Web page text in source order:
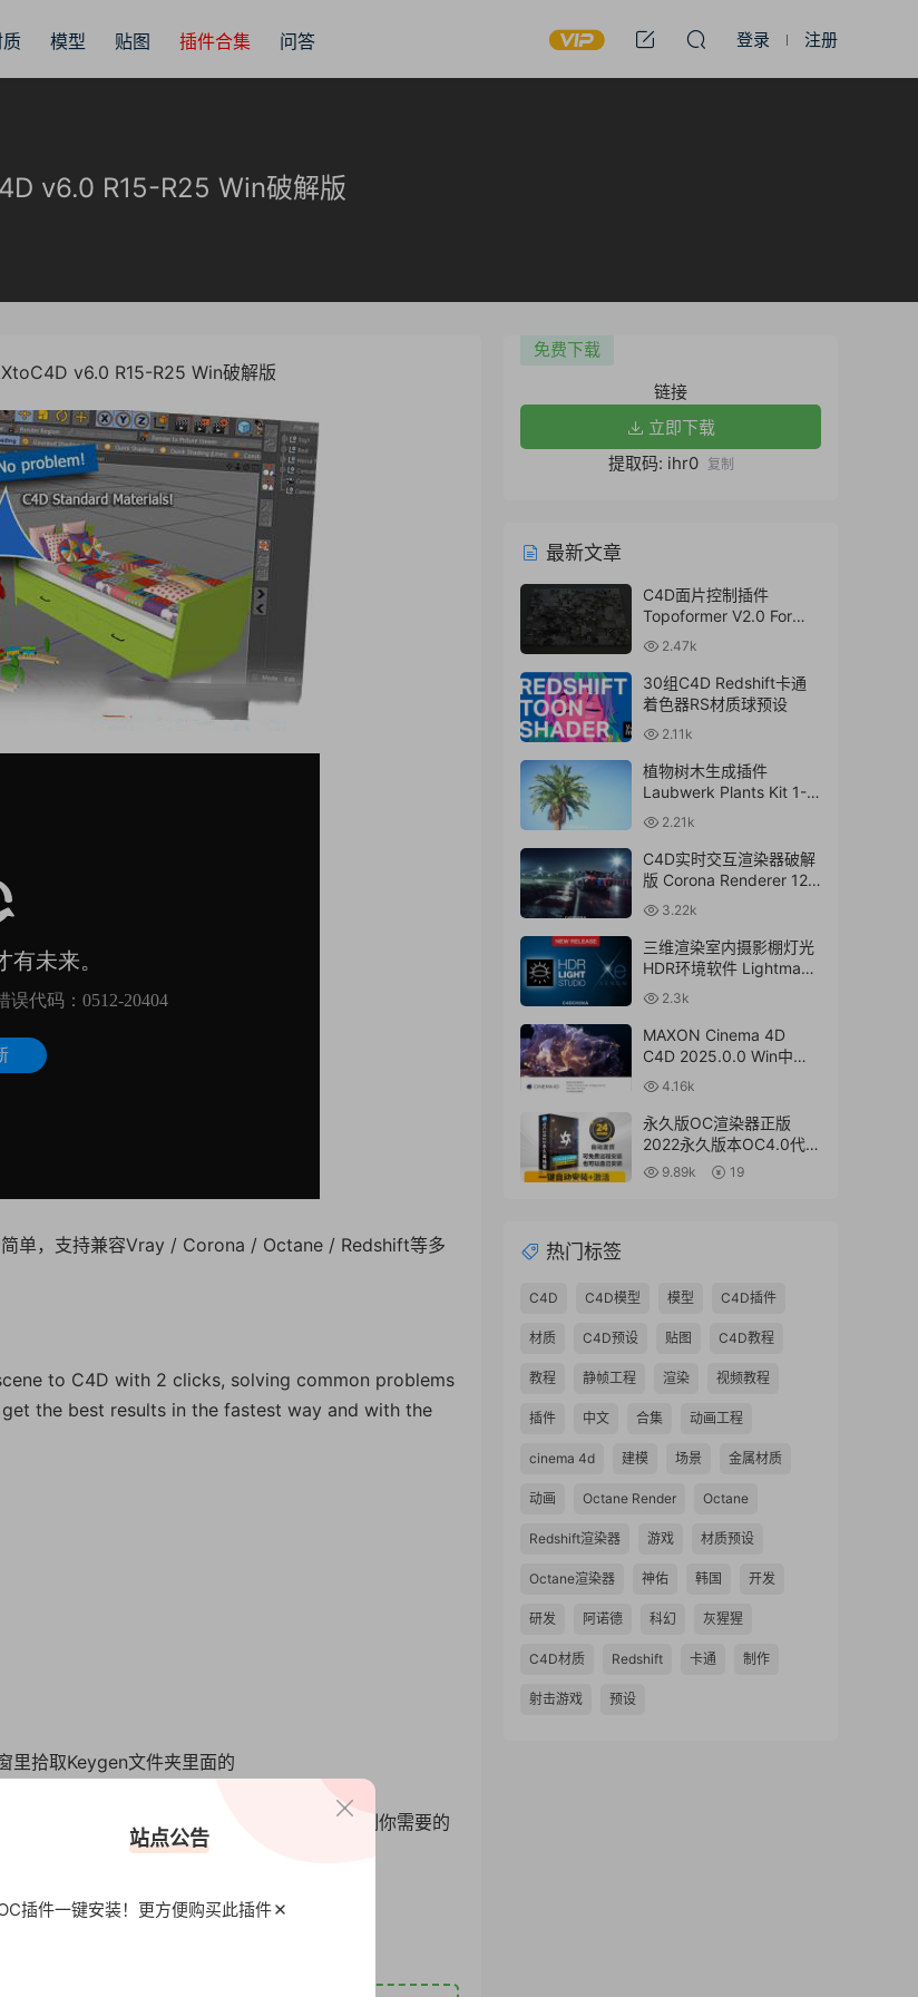
模型 贴图 插件合集 问答 登录 注册
v6.0 R15-R25 Win破解版
v6.0 R15-R25 Win破解版
单，支持兼容Vray / Corona / Octane / Redshift等多
to C4D with 2 clicks, solving common problems
the best results in the fastest way and with the
里拾取Keygen文件夹里面的
Cinema4D To Max这3个插件的序列号，复制你需要的
即可
免费下载
链接
立即下载
提取码: ihr0
复制
最新文章
C4D面片控制插件
Topoformer V2.0 For
Cinema 4D R23 – 2024
Win/Mac
2.47k
30组C4D Redshift卡通
着色器RS材质球预设
2.11k
植物树木生成插件
Laubwerk Plants Kit 1-7
v1.0.50 For
C4D/MAX/Maya/Sketch
Up Win/Mac
2.21k
C4D实时交互渲染器破解
版 Corona Renderer 12.1
for Cinema 4D R17-
2024+离线材质预设库
3.22k
三维渲染室内摄影棚灯光
HDR环境软件 Lightmap
HDR Light Studio Xenon
V8.2.2.2024.0701 Win破
解版 + 接口插件
2.3k
MAXON Cinema 4D
C4D 2025.0.0 Win中文
版/英文版/破解版
4.16k
永久版OC渲染器正版
2022永久版本OC4.0代购
订阅注册C4D插件汉化双
9.89k 19
热门标签
C4D C4D模型 模型 C4D插件
材质 C4D预设 贴图 C4D教程
教程 静帧工程 渲染 视频教程
插件 中文 合集 动画工程
cinema 4d 建模 场景 金属材质
动画 Octane Render Octane
Redshift渲染器 游戏 材质预设
Octane渲染器 神佑 韩国 开发
研发 阿诺德 科幻 灰猩猩
C4D材质 Redshift 卡通 制作
射击游戏 预设
站点公告
插件一键安装！更方便购买此插件